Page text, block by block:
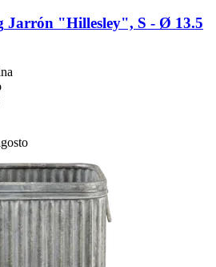
Jarrón "Hillesley", S -​ Ø 13.5